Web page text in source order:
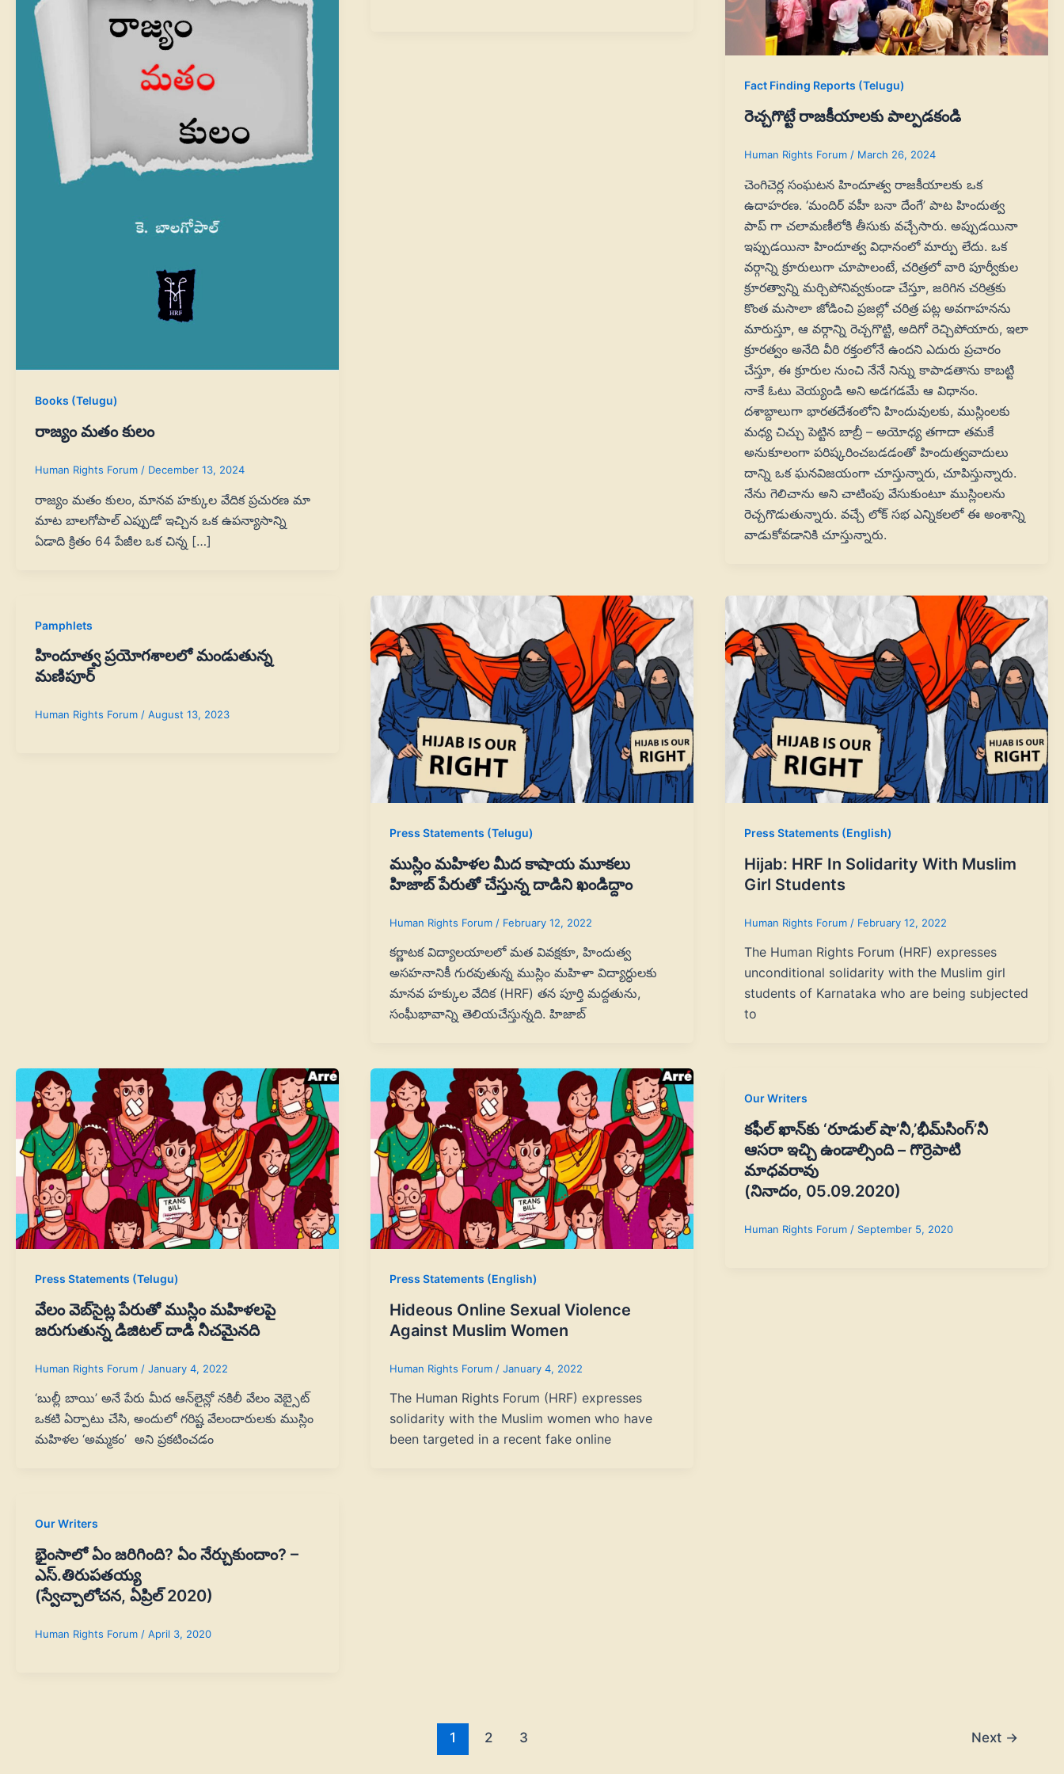
Books (Telugu)
రాజ్యం మతం కులం
Human Rights Forum / December 13, 2024
రాజ్యం మతం కులం, మానవ హక్కుల వేదిక ప్రచురణ మా
మాట బాలగోపాల్‌ ఎప్పుడో ఇచ్చిన ఒక ఉపన్యాసాన్ని
ఏడాది క్రితం 64 పేజీల ఒక చిన్న […]
Fact Finding Reports (Telugu)
రెచ్చగొట్టే రాజకీయాలకు పాల్పడకండి
Human Rights Forum / March 26, 2024
చెంగిచెర్ల సంఘటన హిందూత్వ రాజకీయాలకు ఒక
ఉదాహరణ. ‘మందిర్ వహీ బనా దేంగే’ పాట హిందుత్వ
పాప్ గా చలామణీలోకి తీసుకు వచ్చేసారు. అప్పుడయినా
ఇప్పుడయినా హిందూత్వ విధానంలో మార్పు లేదు. ఒక
వర్గాన్ని క్రూరులుగా చూపాలంటే, చరిత్రలో వారి పూర్వీకుల
క్రూరత్వాన్ని మర్చిపోనివ్వకుండా చేస్తూ, జరిగిన చరిత్రకు
కొంత మసాలా జోడించి ప్రజల్లో చరిత్ర పట్ల అవగాహనను
మారుస్తూ, ఆ వర్గాన్ని రెచ్చగొట్టి, అదిగో రెచ్చిపోయారు, ఇలా
క్రూరత్వం అనేది వీరి రక్తంలోనే ఉందని ఎదురు ప్రచారం
చేస్తూ, ఈ క్రూరుల నుంచి నేనే నిన్ను కాపాడతాను కాబట్టి
నాకే ఓటు వెయ్యండి అని అడగడమే ఆ విధానం.
దశాబ్దాలుగా భారతదేశంలోని హిందువులకు, ముస్లింలకు
మధ్య చిచ్చు పెట్టిన బాబ్రీ – అయోధ్య తగాదా తమకే
అనుకూలంగా పరిష్కరించబడడంతో హిందుత్వవాదులు
దాన్ని ఒక ఘనవిజయంగా చూస్తున్నారు, చూపిస్తున్నారు.
నేను గెలిచాను అని చాటింపు వేసుకుంటూ ముస్లింలను
రెచ్చగొడుతున్నారు. వచ్చే లోక్ సభ ఎన్నికలలో ఈ అంశాన్ని
వాడుకోవడానికి చూస్తున్నారు.
Pamphlets
హిందూత్వ ప్రయోగశాలలో మండుతున్న
మణిపూర్
Human Rights Forum / August 13, 2023
Press Statements (Telugu)
ముస్లిం మహిళల మీద కాషాయ మూకలు
హిజాబ్‌ పేరుతో చేస్తున్న దాడిని ఖండిద్దాం
Human Rights Forum / February 12, 2022
కర్ణాటక విద్యాలయాలలో మత వివక్షకూ, హిందుత్వ
అసహనానికీ గురవుతున్న ముస్లిం మహిళా విద్యార్ధులకు
మానవ హక్కుల వేదిక (HRF) తన పూర్తి మద్దతును,
సంఘీభావాన్ని తెలియచేస్తున్నది. హిజాబ్‌
Press Statements (English)
Hijab: HRF In Solidarity With Muslim
Girl Students
Human Rights Forum / February 12, 2022
The Human Rights Forum (HRF) expresses
unconditional solidarity with the Muslim girl
students of Karnataka who are being subjected
to
Press Statements (Telugu)
వేలం వెబ్‌సైట్ల పేరుతో ముస్లిం మహిళలపై
జరుగుతున్న డిజిటల్‌ దాడి నీచమైనది
Human Rights Forum / January 4, 2022
‘బుల్లీ బాయి’ అనే పేరు మీద ఆన్‌లైన్లో నకిలీ వేలం వెబ్సైట్‌
ఒకటి ఏర్పాటు చేసి, అందులో గరిష్ట వేలందారులకు ముస్లిం
మహిళల ‘అమ్మకం’ అని ప్రకటించడం
Press Statements (English)
Hideous Online Sexual Violence
Against Muslim Women
Human Rights Forum / January 4, 2022
The Human Rights Forum (HRF) expresses
solidarity with the Muslim women who have
been targeted in a recent fake online
Our Writers
కఫీల్‌ ఖాన్‌కు ‘రూడుల్‌ షా’నీ,’భీమ్‌సింగ్’నీ
ఆసరా ఇచ్చి ఉండాల్సింది – గొర్రెపాటి
మాధవరావు
(నినాదం, 05.09.2020)
Human Rights Forum / September 5, 2020
Our Writers
భైంసాలో ఏం జరిగింది? ఏం నేర్చుకుందాం? –
ఎస్‌.తిరుపతయ్య
(స్వేచ్చాలోచన, ఏప్రిల్ 2020)
Human Rights Forum / April 3, 2020
1 2 3 Next →